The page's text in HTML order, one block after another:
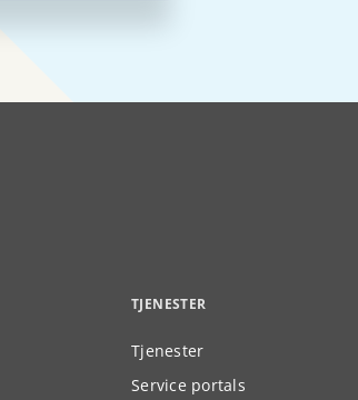
TJENESTER
Tjenester
Service portals